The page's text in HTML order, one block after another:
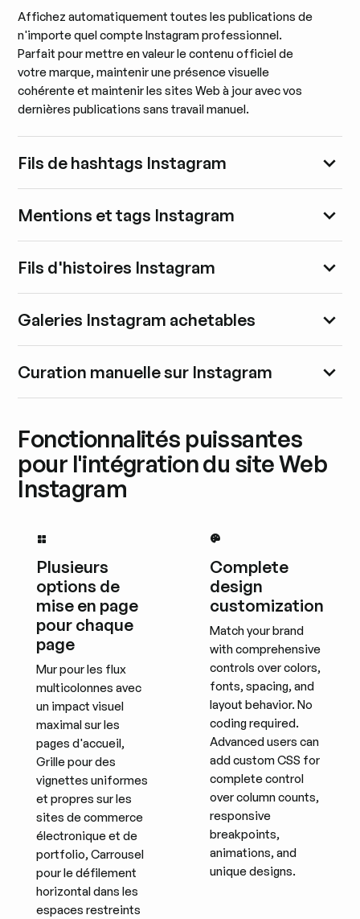
Affichez automatiquement toutes les publications de
n'importe quel compte Instagram professionnel.
Parfait pour mettre en valeur le contenu officiel de
votre marque, maintenir une présence visuelle
cohérente et maintenir les sites Web à jour avec vos
dernières publications sans travail manuel.
Fils de hashtags Instagram
Mentions et tags Instagram
Fils d'histoires Instagram
Galeries Instagram achetables
Curation manuelle sur Instagram
Fonctionnalités puissantes
pour l'intégration du site Web
Instagram
Plusieurs
options de
mise en page
pour chaque
page
Mur pour les flux
multicolonnes avec
un impact visuel
maximal sur les
pages d'accueil,
Grille pour des
vignettes uniformes
et propres sur les
sites de commerce
électronique et de
portfolio, Carrousel
pour le défilement
horizontal dans les
espaces restreints
Complete
design
customization
Match your brand
with comprehensive
controls over colors,
fonts, spacing, and
layout behavior. No
coding required.
Advanced users can
add custom CSS for
complete control
over column counts,
responsive
breakpoints,
animations, and
unique designs.